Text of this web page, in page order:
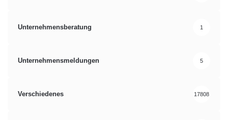
Unternehmensberatung 1
Unternehmensmeldungen 5
Verschiedenes 17808